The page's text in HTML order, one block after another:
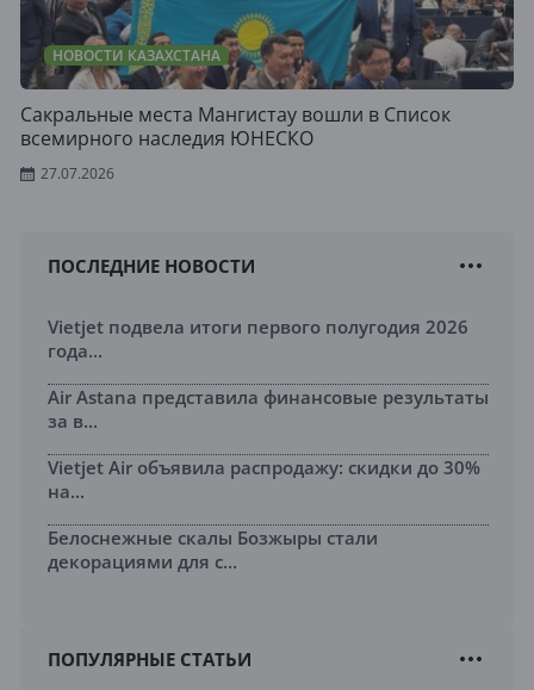
НОВОСТИ КАЗАХСТАНА
Сакральные места Мангистау вошли в Список
всемирного наследия ЮНЕСКО
27.07.2026
ПОСЛЕДНИЕ НОВОСТИ
Vietjet подвела итоги первого полугодия 2026
года...
Air Astana представила финансовые результаты
за в...
Vietjet Air объявила распродажу: скидки до 30%
на...
Белоснежные скалы Бозжыры стали
декорациями для с...
ПОПУЛЯРНЫЕ СТАТЬИ